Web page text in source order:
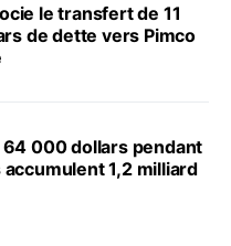
le transfert de 11
de dette vers Pimco
64 000 dollars pendant
1,2 milliard